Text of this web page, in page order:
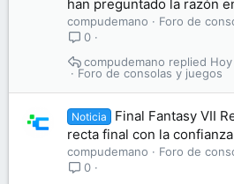
han preguntado la razón
compudemano
Foro de
0
Foro de consolas y juegos
compudemano
Noticia
Final Fantasy VII
recta final con la
compudemano
Foro de
0